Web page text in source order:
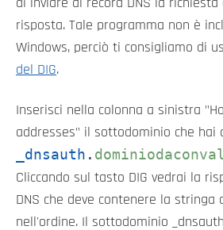
di inviare al record DNS la richiesta
risposta. Tale programma non è
Windows, perciò ti consigliamo di
del DIG.
Inserisci nella colonna a sinistra
addresses" il sottodominio che hai
_dnsauth .
Cliccando sul tasto DIG vedrai la
DNS che deve contenere la stringa
nell'ordine. Il sottodominio